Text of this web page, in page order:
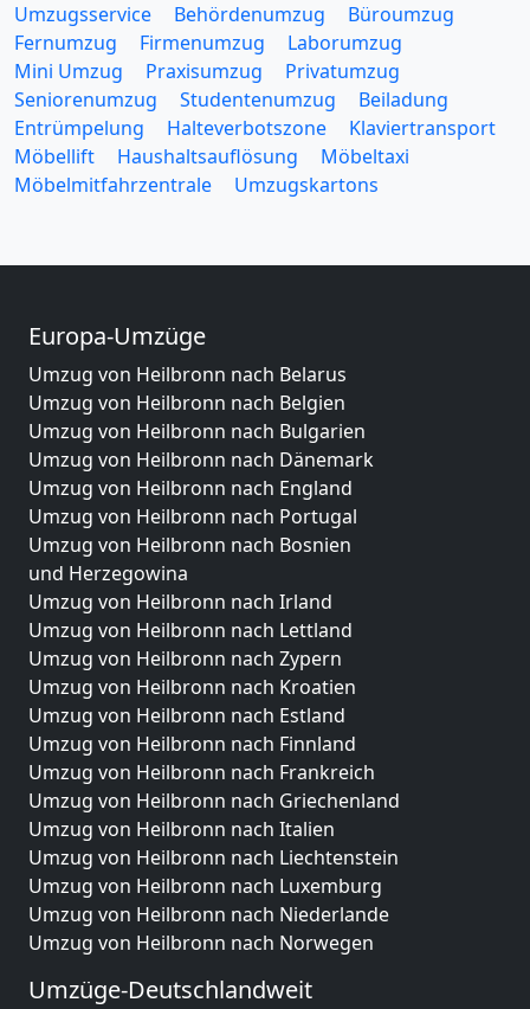
Umzugsservice Behördenumzug
Büroumzug
Fernumzug
Firmenumzug
Laborumzug
Mini Umzug
Praxisumzug
Privatumzug
Seniorenumzug
Studentenumzug
Beiladung
Entrümpelung
Halteverbotszone
Klaviertransport
Möbellift
Haushaltsauflösung
Möbeltaxi
Möbelmitfahrzentrale
Umzugskartons
Europa-Umzüge
Umzug von Heilbronn nach Belarus
Umzug von Heilbronn nach Belgien
Umzug von Heilbronn nach Bulgarien
Umzug von Heilbronn nach Dänemark
Umzug von Heilbronn nach England
Umzug von Heilbronn nach Portugal
Umzug von Heilbronn nach Bosnien
und Herzegowina
Umzug von Heilbronn nach Irland
Umzug von Heilbronn nach Lettland
Umzug von Heilbronn nach Zypern
Umzug von Heilbronn nach Kroatien
Umzug von Heilbronn nach Estland
Umzug von Heilbronn nach Finnland
Umzug von Heilbronn nach Frankreich
Umzug von Heilbronn nach Griechenland
Umzug von Heilbronn nach Italien
Umzug von Heilbronn nach Liechtenstein
Umzug von Heilbronn nach Luxemburg
Umzug von Heilbronn nach Niederlande
Umzug von Heilbronn nach Norwegen
Umzüge-Deutschlandweit